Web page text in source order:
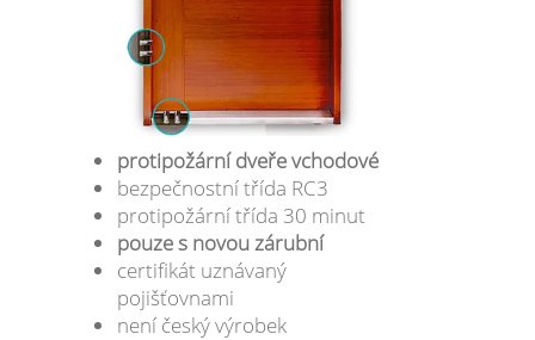
protipožární dveře vchodové
bezpečnostní třída RC3
protipožární třída 30 minut
pouze s novou zárubní
certifikát uznávaný
pojišťovnami
není český výrobek